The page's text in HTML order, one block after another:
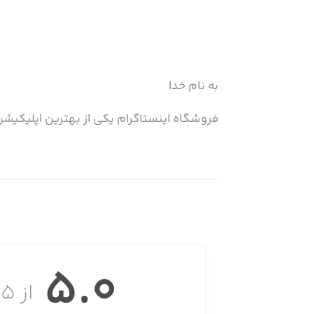
به نام خدا
فروشگاه اینستاگرام یکی از بهترین
🔸 خدماتی که در فروشگاه اینستاگرام
از ۵ 5.0